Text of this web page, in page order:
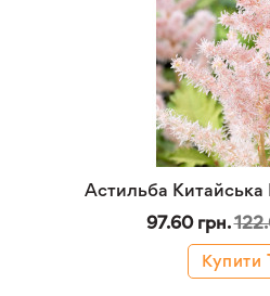
Астильба
97.60 грн.
Купити